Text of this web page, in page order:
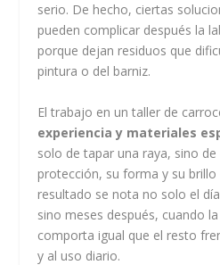
serio. De hecho, ciertas
pueden complicar después la
porque dejan residuos que
pintura o del barniz.
El trabajo en un taller de
experiencia y materiales
solo de tapar una raya, sino
protección, su forma y su brillo
resultado se nota no solo el
sino meses después, cuando
comporta igual que el resto
y al uso diario.